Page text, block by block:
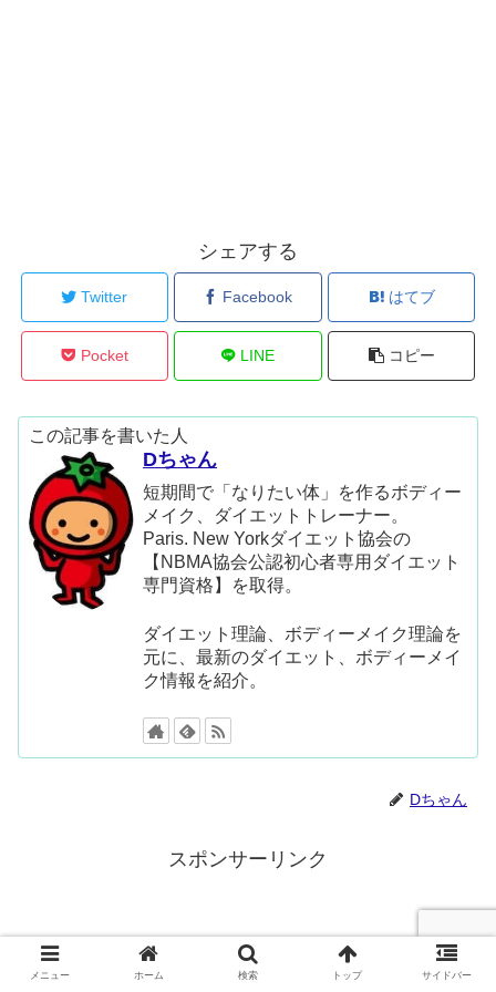
シェアする
Twitter Facebook はてブ
Pocket LINE コピー
この記事を書いた人
Dちゃん
短期間で「なりたい体」を作るボディー
メイク、ダイエットトレーナー。
Paris. New Yorkダイエット協会の
【NBMA協会公認初心者専用ダイエット
専門資格】を取得。
ダイエット理論、ボディーメイク理論を
元に、最新のダイエット、ボディーメイ
ク情報を紹介。
Dちゃん
スポンサーリンク
メニュー ホーム 検索 トップ サイドバー